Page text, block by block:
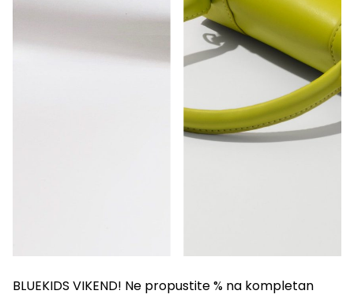
BLUEKIDS VIKEND! Ne propustite % na kompletan